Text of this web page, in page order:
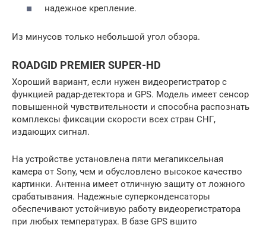
надежное крепление.
Из минусов только небольшой угол обзора.
ROADGID PREMIER SUPER-HD
Хороший вариант, если нужен видеорегистратор с
функцией радар-детектора и GPS. Модель имеет сенсор
повышенной чувствительности и способна распознать
комплексы фиксации скорости всех стран СНГ,
издающих сигнал.
На устройстве установлена пяти мегапиксельная
камера от Sony, чем и обусловлено высокое качество
картинки. Антенна имеет отличную защиту от ложного
срабатывания. Надежные суперконденсаторы
обеспечивают устойчивую работу видеорегистратора
при любых температурах. В базе GPS вшито